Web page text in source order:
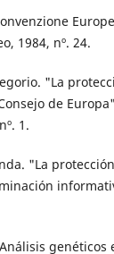
1984, nº. 24.
"La
de
1.
"La